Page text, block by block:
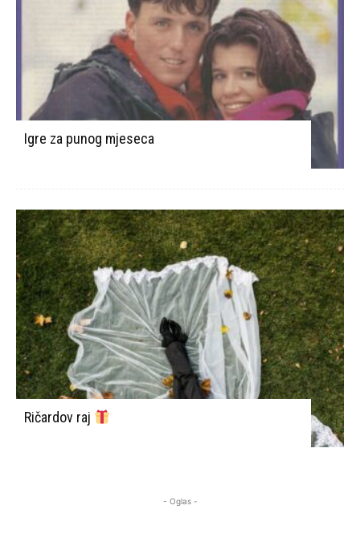
Igre za punog mjeseca
Ričardov raj
- Oglas -